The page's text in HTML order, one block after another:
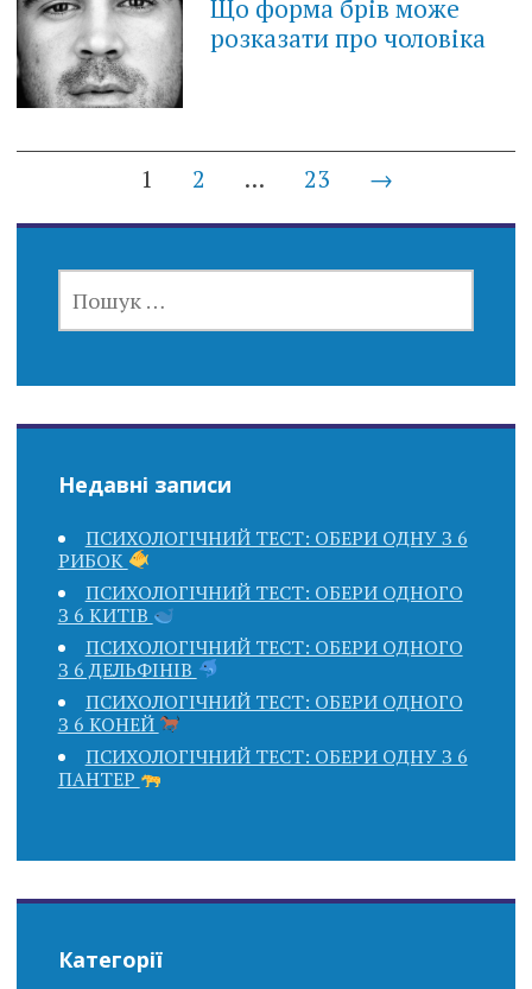
Що форма брів може
розказати про чоловіка
navigation
1 2 … 23 →
Недавні записи
ПСИХОЛОГІЧНИЙ ТЕСТ: ОБЕРИ ОДНУ З 6
РИБОК
ПСИХОЛОГІЧНИЙ ТЕСТ: ОБЕРИ ОДНОГО
З 6 КИТІВ
ПСИХОЛОГІЧНИЙ ТЕСТ: ОБЕРИ ОДНОГО
З 6 ДЕЛЬФІНІВ
ПСИХОЛОГІЧНИЙ ТЕСТ: ОБЕРИ ОДНОГО
З 6 КОНЕЙ
ПСИХОЛОГІЧНИЙ ТЕСТ: ОБЕРИ ОДНУ З 6
ПАНТЕР
Категорії